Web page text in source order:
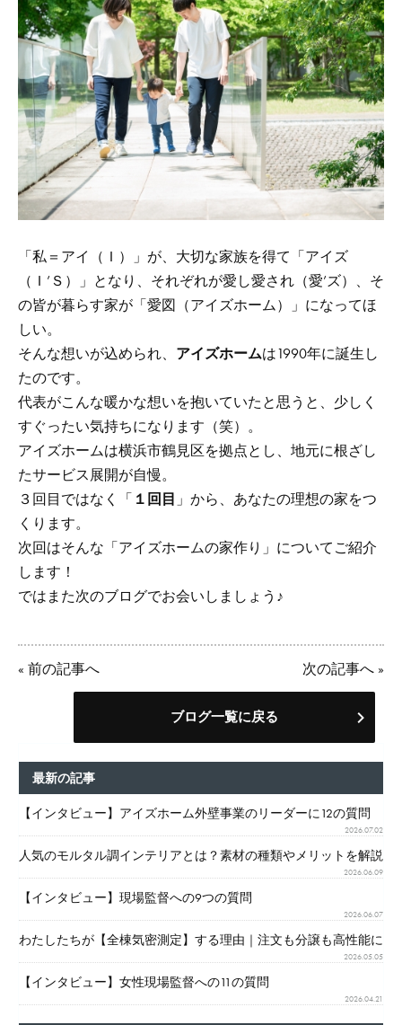
「私＝アイ（Ｉ）」が、大切な家族を得て「アイズ
（Ｉ’Ｓ）」となり、それぞれが愛し愛され（愛’ズ）、そ
の皆が暮らす家が「愛図（アイズホーム）」になってほ
しい。
そんな想いが込められ、 アイズホームは1990年に誕生し
たのです。
代表がこんな暖かな想いを抱いていたと思うと、少しく
すぐったい気持ちになります（笑）。
アイズホームは横浜市鶴見区を拠点とし、地元に根ざし
たサービス展開が自慢。
３回目ではなく「 １回目 」から、あなたの理想の家をつ
くります。
次回はそんな「アイズホームの家作り」についてご紹介
します！
ではまた次のブログでお会いしましょう♪
« 前の記事へ 次の記事へ »
ブログ一覧に戻る
最新の記事
【インタビュー】アイズホーム外壁事業のリーダーに12の質問
2026.07.02
人気のモルタル調インテリアとは？素材の種類やメリットを解説
2026.06.09
【インタビュー】現場監督への9つの質問
2026.06.07
わたしたちが【全棟気密測定】する理由｜注文も分譲も高性能に
2026.05.05
【インタビュー】女性現場監督への11の質問
2026.04.21